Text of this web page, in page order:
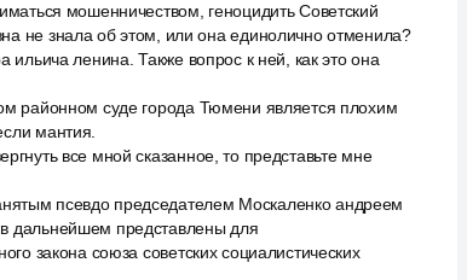
мошенничеством, геноцидить Советский
не знала об этом, или она единолично отменила?
ленина. Также вопрос к ней, как это она
районном суде города Тюмени является плохим
мантия.
все мной сказанное, то представьте мне
псевдо председателем Москаленко андреем
дальнейшем представлены для
закона союза советских социалистических